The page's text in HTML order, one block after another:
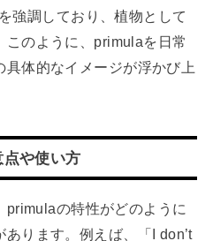
強調しており、植物として
このように、primulaを日常
体的なイメージが浮かび上
や使い方
primulaの特性がどのように
ります。例えば、「I don’t